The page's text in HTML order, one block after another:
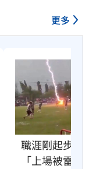
更多
職涯剛起步　
「上場被雷劈